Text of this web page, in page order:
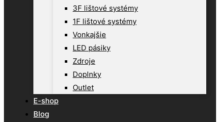
3F lištové systémy
1F lištové systémy
Vonkajšie
LED pásiky
Zdroje
Doplnky
Outlet
E-shop
Blog